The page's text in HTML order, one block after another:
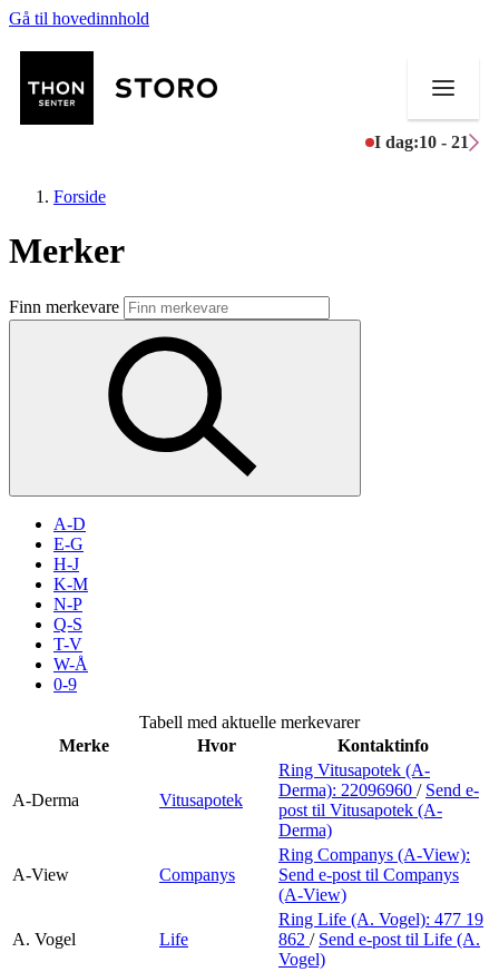
Gå til hovedinnhold
I dag:10 - 21
Butikker
Mat og drikke
Aktiviteter
Merker
Inspirasjon
Søk
Åpningstider
Praktisk informasjon
Magasin
Forside
Merker
Finn merkevare
A-D
E-G
H-J
K-M
N-P
Q-S
T-V
W-Å
0-9
Tabell med aktuelle merkevarer
Merke
Hvor Kontaktinfo
A-Derma Vitusapotek
Ring Vitusapotek (A-
Derma): 22096960 / Send e-
post til Vitusapotek (A-
Derma)
A-View Companys
Ring Companys (A-View):
Send e-post til Companys
(A-View)
A. Vogel Life
Ring Life (A. Vogel): 477 19
862 / Send e-post til Life (A.
Vogel)